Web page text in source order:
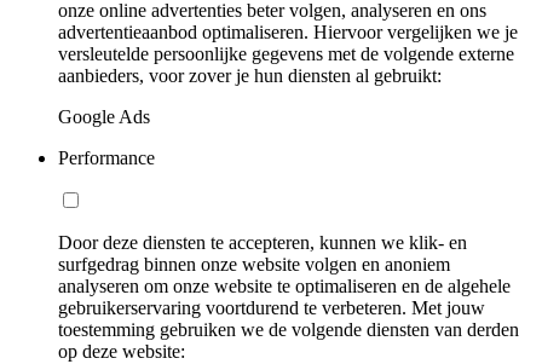
onze online advertenties beter volgen, analyseren en ons
advertentieaanbod optimaliseren. Hiervoor vergelijken we je
versleutelde persoonlijke gegevens met de volgende externe
aanbieders, voor zover je hun diensten al gebruikt:
Google Ads
Performance
Door deze diensten te accepteren, kunnen we klik- en
surfgedrag binnen onze website volgen en anoniem
analyseren om onze website te optimaliseren en de algehele
gebruikerservaring voortdurend te verbeteren. Met jouw
toestemming gebruiken we de volgende diensten van derden
op deze website: